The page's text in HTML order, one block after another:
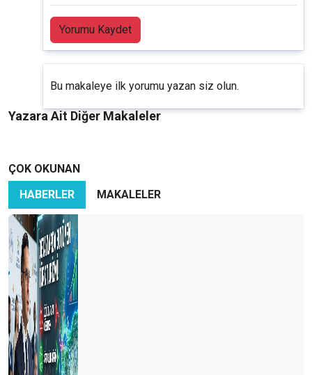
Yorumu Kaydet
Bu makaleye ilk yorumu yazan siz olun.
Yazara Ait Diğer Makaleler
ÇOK OKUNAN
HABERLER
MAKALELER